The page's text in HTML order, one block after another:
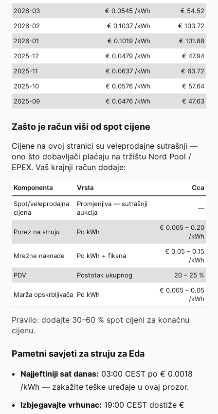
2026-03
€ 0.0545 /kWh
€ 54.52
2026-02
€ 0.1037 /kWh
€ 103.72
2026-01
€ 0.1019 /kWh
€ 101.88
2025-12
€ 0.0479 /kWh
€ 47.94
2025-11
€ 0.0637 /kWh
€ 63.72
2025-10
€ 0.0576 /kWh
€ 57.64
2025-09
€ 0.0476 /kWh € 47.63
Zašto je račun viši od spot cijene
Cijene na ovoj stranici su veleprodajne sutrašnji —
ono što dobavljači plaćaju na tržištu Nord Pool /
EPEX. Vaš krajnji račun dodaje:
Komponenta Vrsta Cca
Spot/veleprodajna
cijena
Promjenjiva — sutrašnji
aukcija
—
Porez na struju Po kWh
€ 0.005 – 0.20
/kWh
Mrežne naknade Po kWh + fiksna
€ 0.05 – 0.15
/kWh
PDV
Postotak ukupnog 20 – 25 %
Marža opskrbljivača Po kWh
€ 0.005 – 0.05
/kWh
Pravilo: dodajte 30–60 % spot cijeni za konačnu
cijenu.
Pametni savjeti za struju za Eda
Najjeftiniji sat danas: 03:00 CEST po € 0.0018
/kWh — zakažite teške uređaje u ovaj prozor.
Izbjegavajte vrhunac: 19:00 CEST dostiže €